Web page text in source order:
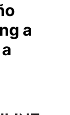
a